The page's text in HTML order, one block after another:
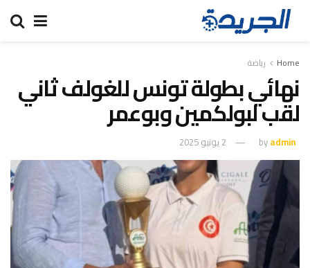
Home رياضة
نهائي بطولة تونس للغولف ثاني
لقب لبولكمين وبوعمر
byadmin 2 يونيو 2025